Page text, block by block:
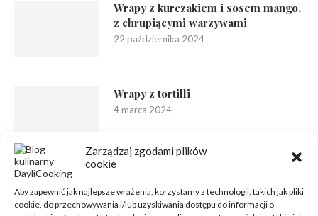
Zarządzaj zgodami plików
cookie
Aby zapewnić jak najlepsze wrażenia, korzystamy z technologii, takich jak pliki
cookie, do przechowywania i/lub uzyskiwania dostępu do informacji o
Wrapy z kurczakiem i sosem mango,
z chrupiącymi warzywami
22 października 2024
Wrapy z tortilli
4 marca 2024